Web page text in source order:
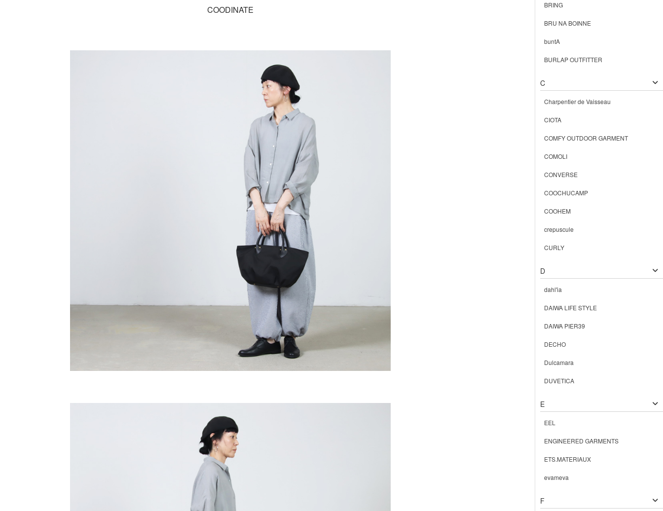
COODINATE BRING
BRU NA BOINNE
buntA
BURLAP OUTFITTER
C
Charpentier de Vaisseau
CIOTA
COMFY OUTDOOR GARMENT
COMOLI
CONVERSE
COOCHUCAMP
COOHEM
crepuscule
CURLY
D
dahl'ia
DAIWA LIFE STYLE
DAIWA PIER39
DECHO
Dulcamara
DUVETICA
E
EEL
ENGINEERED GARMENTS
ETS.MATERIAUX
evameva
F